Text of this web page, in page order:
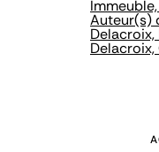
Auteur(s)